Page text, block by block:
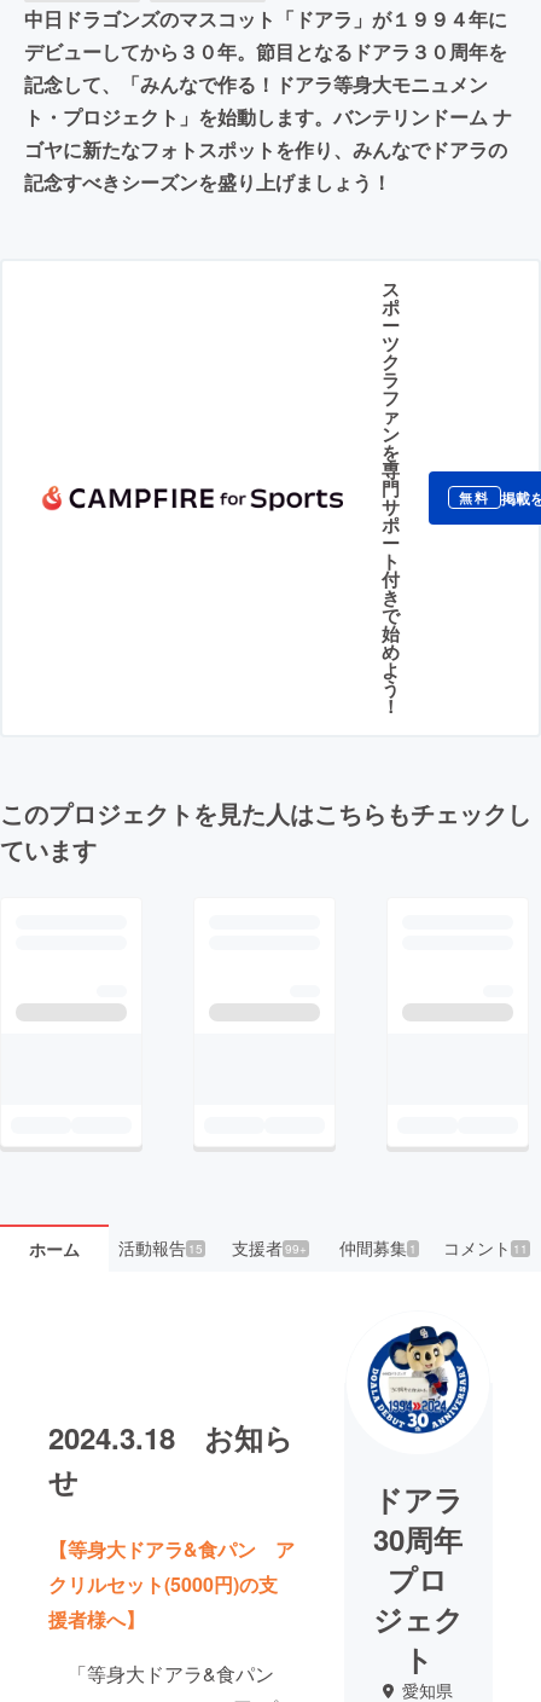
中日ドラゴンズのマスコット「ドアラ」が１９９４年に
デビューしてから３０年。節目となるドアラ３０周年を
記念して、「みんなで作る！ドアラ等身大モニュメン
ト・プロジェクト」を始動します。バンテリンドーム ナ
ゴヤに新たなフォトスポットを作り、みんなでドアラの
記念すべきシーズンを盛り上げましょう！
ス
ポ
ー
ツ
ク
ラ
フ
ァ
ン
を
専
門
サ
ポ
ー
ト
付
き
で
始
め
よ
う
！
無料 掲載
このプロジェクトを見た人はこちらもチェックし
ています
ホーム 活動報告15 支援者99+ 仲間募集 1 コメント 11
2024.3.18 お知ら
せ
【等身大ドアラ&食パン ア
クリルセット(5000円)の支
援者様へ】
「等身大ドアラ&食パン
ドアラ
30周年
プロ
ジェク
ト
愛知県